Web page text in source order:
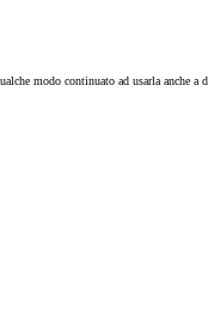
modo continuato ad usarla anche